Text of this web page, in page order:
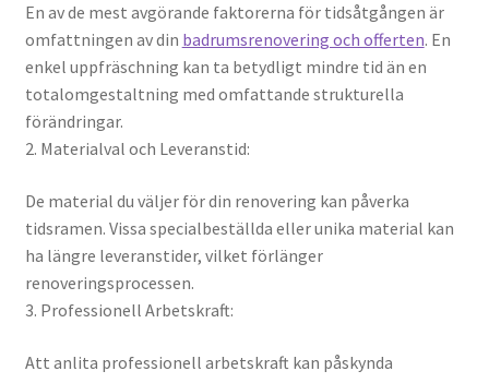
En av de mest avgörande faktorerna för tidsåtgången är
omfattningen av din badrumsrenovering och offerten. En
enkel uppfräschning kan ta betydligt mindre tid än en
totalomgestaltning med omfattande strukturella
förändringar.
2. Materialval och Leveranstid:
De material du väljer för din renovering kan påverka
tidsramen. Vissa specialbeställda eller unika material kan
ha längre leveranstider, vilket förlänger
renoveringsprocessen.
3. Professionell Arbetskraft:
Att anlita professionell arbetskraft kan påskynda